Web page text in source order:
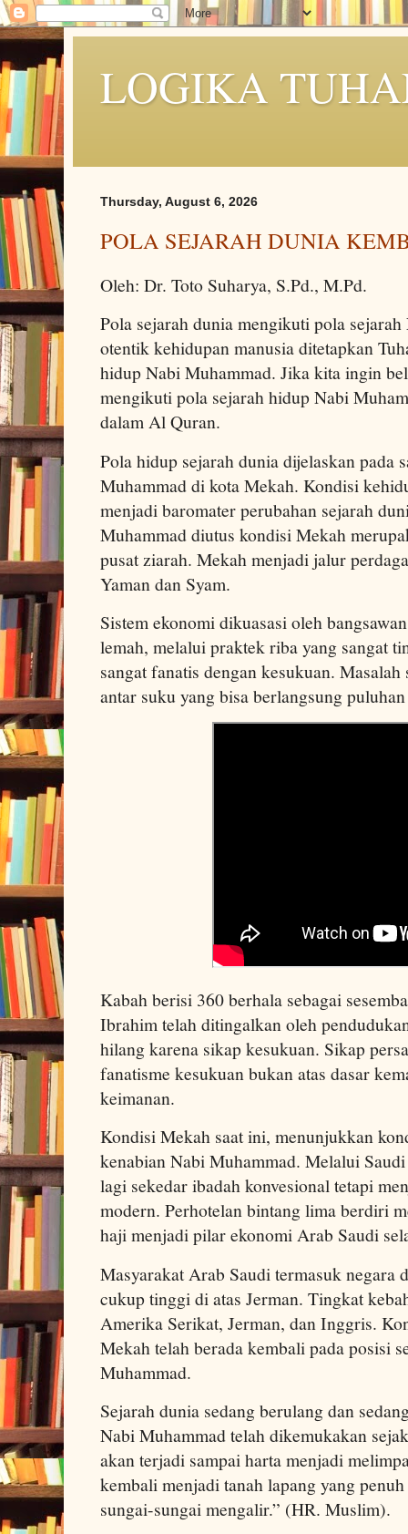
LOGIKA
Thursday, August 6, 2026
POLA SEJARAH DUNIA
Oleh: Dr. Toto Suharya, S.Pd., M.Pd.
Pola sejarah dunia mengikuti pola
otentik kehidupan manusia ditetapkan
hidup Nabi Muhammad. Jika kita ingin
mengikuti pola sejarah hidup Nabi
dalam Al Quran.
Pola hidup sejarah dunia dijelaskan pada
Muhammad di kota Mekah. Kondisi
menjadi baromater perubahan sejarah
Muhammad diutus kondisi Mekah
pusat ziarah. Mekah menjadi jalur
Yaman dan Syam.
Sistem ekonomi dikuasasi oleh
lemah, melalui praktek riba yang sangat
sangat fanatis dengan kesukuan.
antar suku yang bisa berlangsung
Kabah berisi 360 berhala sebagai
Ibrahim telah ditingalkan oleh
hilang karena sikap kesukuan. Sikap
fanatisme kesukuan bukan atas dasar
keimanan.
Kondisi Mekah saat ini, menunjukkan
kenabian Nabi Muhammad. Melalui
lagi sekedar ibadah konvesional tetapi
modern. Perhotelan bintang lima berdiri
haji menjadi pilar ekonomi Arab Saudi
Masyarakat Arab Saudi termasuk negara
cukup tinggi di atas Jerman. Tingkat
Amerika Serikat, Jerman, dan Inggris.
Mekah telah berada kembali pada posisi
Muhammad.
Sejarah dunia sedang berulang dan
Nabi Muhammad telah dikemukakan
akan terjadi sampai harta menjadi
kembali menjadi tanah lapang yang
sungai-sungai mengalir.” (HR. Muslim).